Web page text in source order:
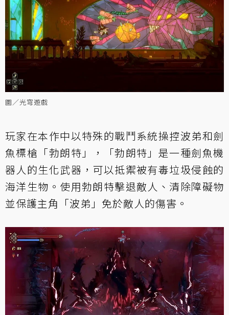
圖／光穹遊戲
玩家在本作中以特殊的戰鬥系統操控波弟和劍
魚標槍「勃朗特」，「勃朗特」是一種劍魚機
器人的生化武器，可以抵禦被有毒垃圾侵蝕的
海洋生物。使用勃朗特擊退敵人、清除障礙物
並保護主角「波弟」免於敵人的傷害。